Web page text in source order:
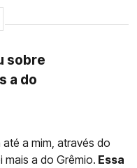
sobre
a do
a mim, através do
mais a do Grêmio. Essa